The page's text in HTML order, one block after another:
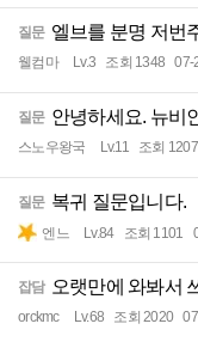
질문 엘브를 분명 저번
웰컴마 Lv.3 조회 1348 07-
질문 안녕하세요. 뉴비
스노우왕국 Lv.11 조회 1207
질문 복귀 질문입니다.
엔느 Lv.84 조회 1101
잡담 오랫만에 와봐서
orckmc Lv.68 조회 2020